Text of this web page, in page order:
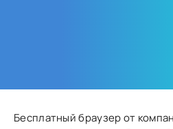
Бесплатный браузер от